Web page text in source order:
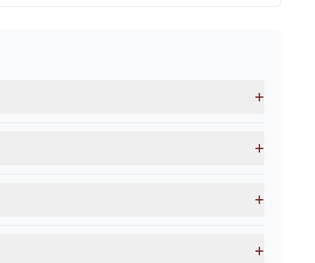
+
+
+
+